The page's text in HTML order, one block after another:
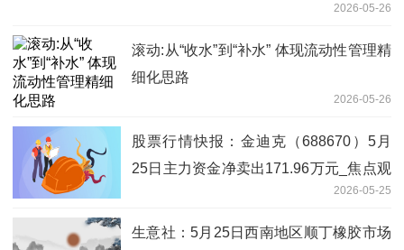
2026-05-26
滚动:从“收水”到“补水” 体现流动性管理精
细化思路
2026-05-26
股票行情快报：金迪克（688670）5月
25日主力资金净卖出171.96万元_焦点观
2026-05-25
生意社：5月25日西南地区顺丁橡胶市场